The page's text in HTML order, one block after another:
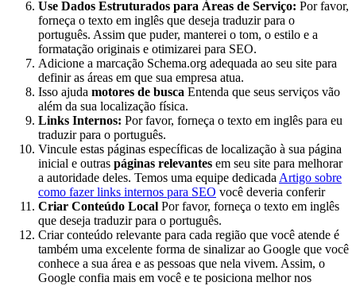
Use Dados Estruturados para Áreas de Serviço: Por favor,
forneça o texto em inglês que deseja traduzir para o
português. Assim que puder, manterei o tom, o estilo e a
formatação originais e otimizarei para SEO.
Adicione a marcação Schema.org adequada ao seu site para
definir as áreas em que sua empresa atua.
Isso ajuda motores de busca Entenda que seus serviços vão
além da sua localização física.
Links Internos: Por favor, forneça o texto em inglês para eu
traduzir para o português.
Vincule estas páginas específicas de localização à sua página
inicial e outras páginas relevantes em seu site para melhorar
a autoridade deles. Temos uma equipe dedicadaArtigo sobre
como fazer links internos para SEO você deveria conferir
Criar Conteúdo Local Por favor, forneça o texto em inglês
que deseja traduzir para o português.
Criar conteúdo relevante para cada região que você atende é
também uma excelente forma de sinalizar ao Google que você
conhece a sua área e as pessoas que nela vivem. Assim, o
Google confia mais em você e te posiciona melhor nos